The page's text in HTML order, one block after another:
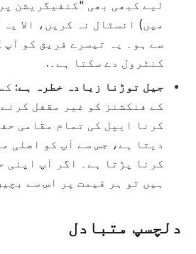
لیے کبھی بھی "کنفیگریشن
میں) انسٹال نہ کریں، الا
سے ہو۔ یہ تیسرے فریق کو آپ
کنٹرول دے سکتا ہے۔.
جیل توڑنا زیادہ خطرہ ہے:
کے فنکشنز کو غیر مقفل
کرنا ایپل کی تمام مقامی
دیتا ہے، جس سے آپ کو اصلی
کرنا پڑتا ہے۔ اگر آپ اپنی
ہیں تو ہر قیمت پر اس سے
دلچسپ متبادل